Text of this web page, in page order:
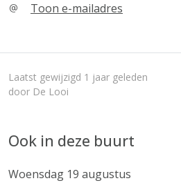
Toon e-mailadres
Laatst gewijzigd 1 jaar geleden
door De Looi
Ook in deze buurt
Woensdag 19 augustus